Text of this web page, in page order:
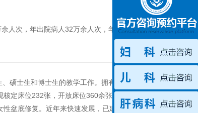
人次，年出院病人32万余人次，年手术台数19
硕士生和博士生的教学工作。拥有河南省产前
定床位232张，开放床位360余张，年收治病
盆底修复。近年来快速发展，已建立省内领先